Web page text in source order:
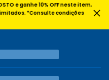
e ganhe 10% OFF neste item,
*Consulte condições